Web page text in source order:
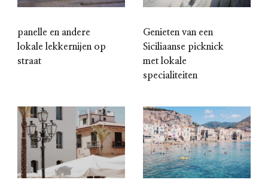
panelle en andere
lokale lekkernijen op
straat
Genieten van een
Siciliaanse picknick
met lokale
specialiteiten